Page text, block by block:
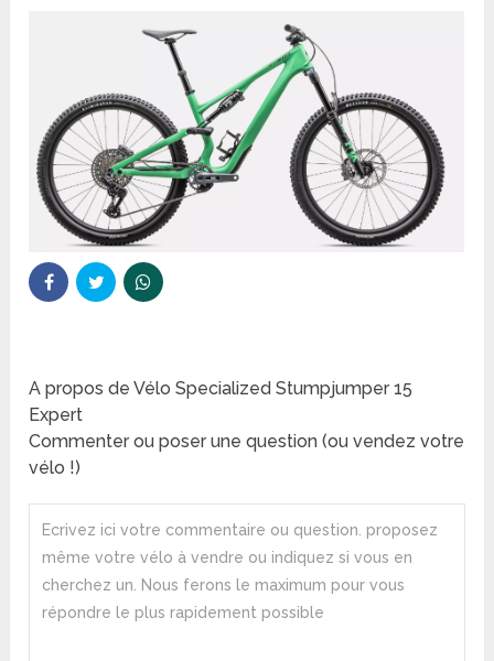
A propos de Vélo Specialized Stumpjumper 15
Expert
Commenter ou poser une question (ou vendez votre
vélo !)